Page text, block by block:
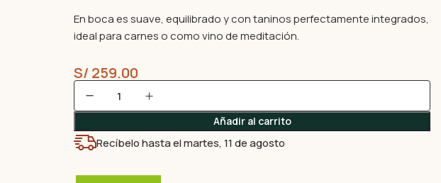
En boca es suave, equilibrado y con taninos perfectamente integrados,
ideal para carnes o como vino de meditación.
S/ 259.00
Añadir al carrito
Recíbelo hasta el martes, 11 de agosto